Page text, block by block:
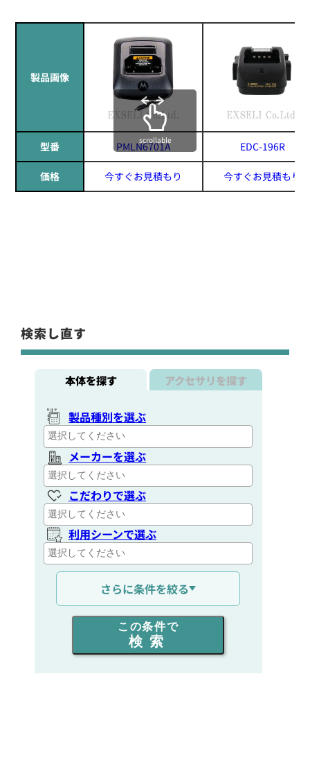
製品画像
型番 PMLN6701A EDC-196R
価格 今すぐお見積もり 今すぐお見積もり
scrollable
検索し直す
本体を探す アクセサリを探す
製品種別を選ぶ
メーカーを選ぶ
こだわりで選ぶ
利用シーンで選ぶ
通信距離を選ぶ
出力を選ぶ
同時通話人数を選ぶ
さらに条件を絞る
この条件で
検索